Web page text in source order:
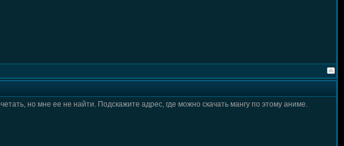
но мне ее не найти. Подскажите адрес, где можно скачать мангу по этому аниме.